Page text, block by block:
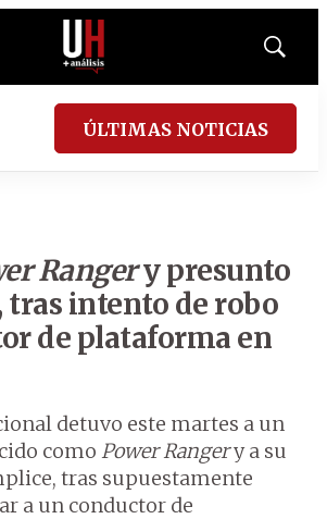
Mostrar
ÚLTIMAS NOTICIAS
Rangery presunto
tras intento de robo
de plataforma en
detuvo este martes a un
como Power Rangery a su
tras supuestamente
a un conductor de